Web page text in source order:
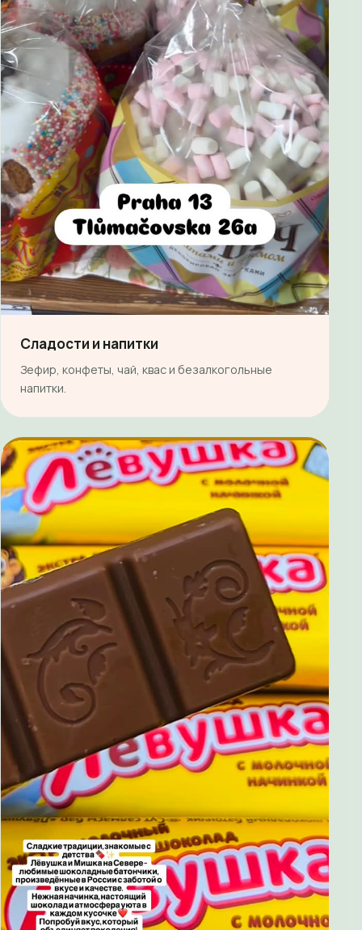
Сладости и напитки
Зефир, конфеты, чай, квас и безалкогольные
напитки.